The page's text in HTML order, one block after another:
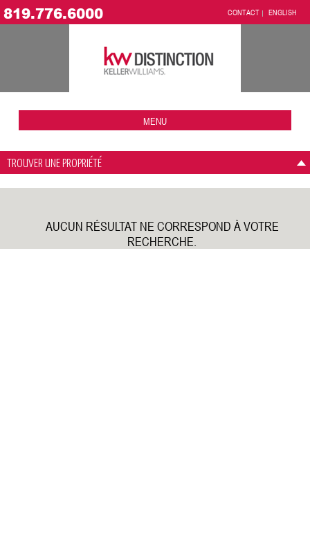
819.776.6000 CONTACT ENGLISH
MENU
TROUVER UNE PROPRIÉTÉ
AUCUN RÉSULTAT NE CORRESPOND À VOTRE
RECHERCHE.